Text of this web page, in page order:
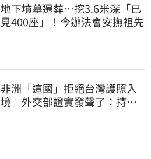
地下墳墓遷葬…挖3.6米深「已
見400座」！今辦法會安撫祖先
非洲「這國」拒絕台灣護照入
境 外交部證實發聲了：持續